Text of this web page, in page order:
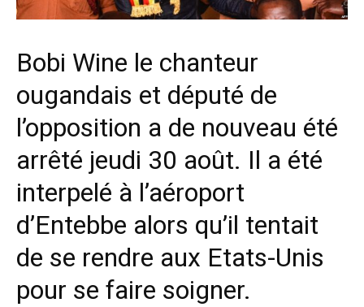
Bobi Wine le chanteur
ougandais et député de
l’opposition a de nouveau été
arrêté jeudi 30 août. Il a été
interpelé à l’aéroport
d’Entebbe alors qu’il tentait
de se rendre aux Etats-Unis
pour se faire soigner.